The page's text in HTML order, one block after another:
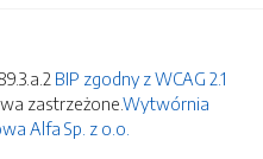
BIP zgodny z WCAG 2.1
zastrzeżone.Wytwórnia
Alfa Sp. z o.o.